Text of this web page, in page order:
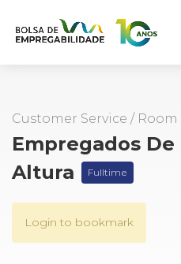
Customer Service / Room
Empregados De
Altura
Fulltime
Login to bookmark